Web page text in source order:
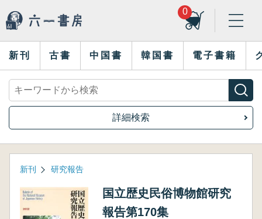
0
新刊 古書 中国書 韓国書 電子書籍
詳細検索
新刊 研究報告
国立歴史民俗博物館研究
報告第170集